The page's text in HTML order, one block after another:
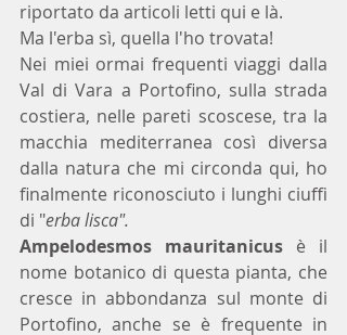
riportato da articoli letti qui e là.
Ma l'erba sì, quella l'ho trovata!
Nei miei ormai frequenti viaggi dalla
Val di Vara a Portofino, sulla strada
costiera, nelle pareti scoscese, tra la
macchia mediterranea così diversa
dalla natura che mi circonda qui, ho
finalmente riconosciuto i lunghi ciuffi
di "erba lisca".
Ampelodesmos mauritanicus è il
nome botanico di questa pianta, che
cresce in abbondanza sul monte di
Portofino, anche se è frequente in